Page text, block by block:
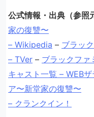
公式情報・出典（参照
家の復讐〜
– Wikipedia – ブラッ
– TVer – ブラックファ
キャスト一覧 – WEB
ア〜新堂家の復讐〜
– クランクイン！